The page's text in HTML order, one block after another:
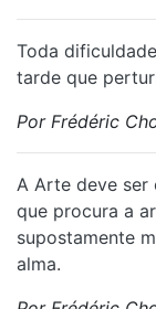
Toda
tarde que
Por Frédéric
A Arte deve ser
que procura a
supostamente
alma.